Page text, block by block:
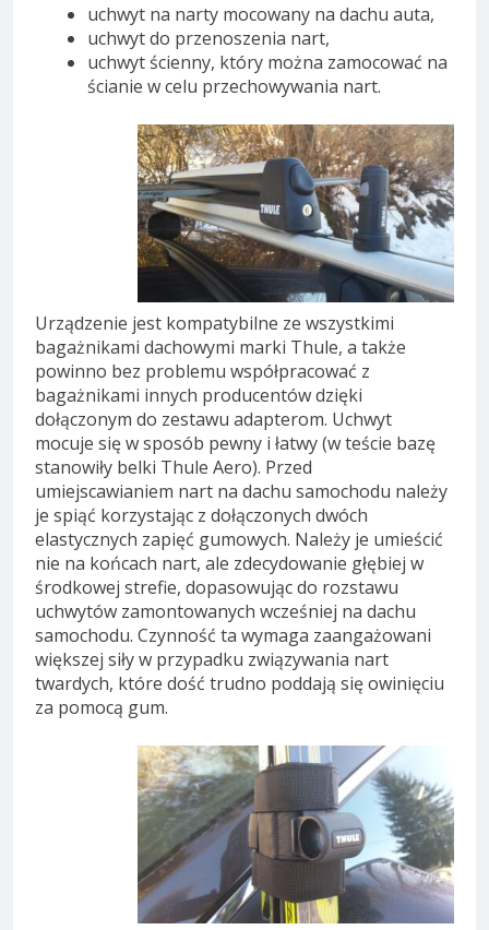
uchwyt na narty mocowany na dachu auta,
uchwyt do przenoszenia nart,
uchwyt ścienny, który można zamocować na
ścianie w celu przechowywania nart.
Urządzenie jest kompatybilne ze wszystkimi
bagażnikami dachowymi marki Thule, a także
powinno bez problemu współpracować z
bagażnikami innych producentów dzięki
dołączonym do zestawu adapterom. Uchwyt
mocuje się w sposób pewny i łatwy (w teście bazę
stanowiły belki Thule Aero). Przed
umiejscawianiem nart na dachu samochodu należy
je spiąć korzystając z dołączonych dwóch
elastycznych zapięć gumowych. Należy je umieścić
nie na końcach nart, ale zdecydowanie głębiej w
środkowej strefie, dopasowując do rozstawu
uchwytów zamontowanych wcześniej na dachu
samochodu. Czynność ta wymaga zaangażowani
większej siły w przypadku związywania nart
twardych, które dość trudno poddają się owinięciu
za pomocą gum.